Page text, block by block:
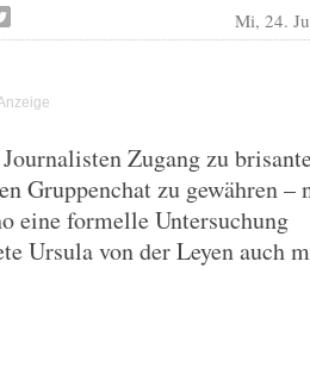
Mi, 24.
Zugang zu
Gruppenchat zu gewähren –
eine formelle Untersuchung
Ursula von der Leyen auch